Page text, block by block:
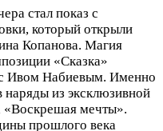
стал показ с
который открыли
Копанова. Магия
«Сказка»
Ивом Набиевым. Именно
из эксклюзивной
«Воскрешая мечты».
прошлого века